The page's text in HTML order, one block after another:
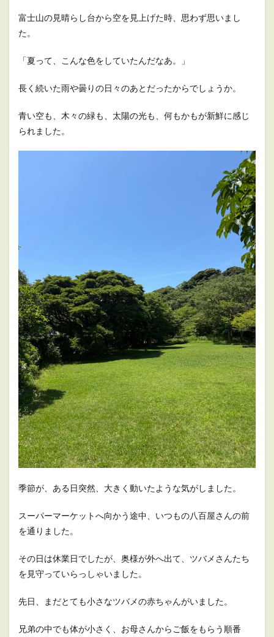
富士山の見晴らし台から空を見上げた時、思わず思いまし
た。
「夏って、こんな色をしていたんだなあ。」
長く続いた雨や曇りの日々のあとだったからでしょうか。
青い空も、木々の緑も、太陽の光も、何もかもが新鮮に感じ
られました。
季節が、ある日突然、大きく動いたような気がしました。
スーパーマーケットへ向かう途中、いつもの八百屋さんの前
を通りました。
その日は休業日でしたが、奥様が外へ出て、ツバメさんたち
を見守っていらっしゃいました。
先日、まだとても小さなツバメの赤ちゃんがいました。
兄弟の中でも体が小さく、お母さんからご飯をもらう順番